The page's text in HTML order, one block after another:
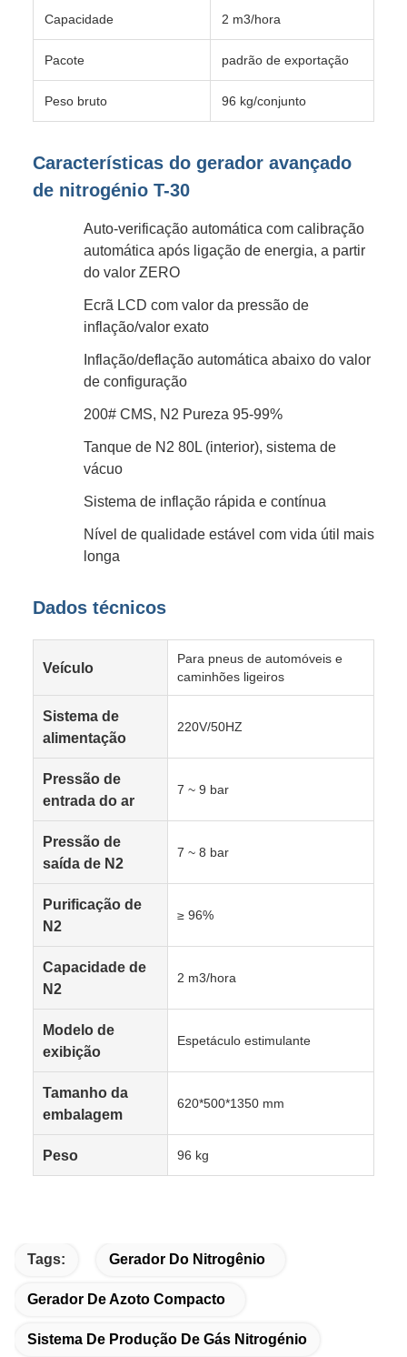
Capacidade 2 m3/hora
Pacote padrão de exportação
Peso bruto 96 kg/conjunto
Características do gerador avançado
de nitrogénio T-30
Auto-verificação automática com calibração
automática após ligação de energia, a partir
do valor ZERO
Ecrã LCD com valor da pressão de
inflação/valor exato
Inflação/deflação automática abaixo do valor
de configuração
200# CMS, N2 Pureza 95-99%
Tanque de N2 80L (interior), sistema de
vácuo
Sistema de inflação rápida e contínua
Nível de qualidade estável com vida útil mais
longa
Dados técnicos
Veículo
Para pneus de automóveis e
caminhões ligeiros
Sistema de
alimentação
220V/50HZ
Pressão de
entrada do ar
7 ~ 9 bar
Pressão de
saída de N2
7 ~ 8 bar
Purificação de
N2
≥ 96%
Capacidade de
N2
2 m3/hora
Modelo de
exibição
Espetáculo estimulante
Tamanho da
embalagem
620*500*1350 mm
Peso 96 kg
Tags: Gerador Do Nitrogênio
Gerador De Azoto Compacto
Sistema De Produção De Gás Nitrogénio